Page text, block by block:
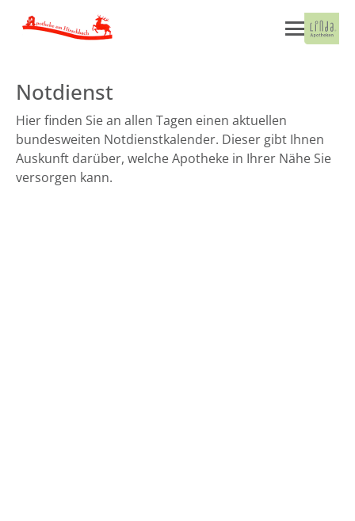
Notdienst
Hier finden Sie an allen Tagen einen aktuellen
bundesweiten Notdienstkalender. Dieser gibt Ihnen
Auskunft darüber, welche Apotheke in Ihrer Nähe Sie
versorgen kann.